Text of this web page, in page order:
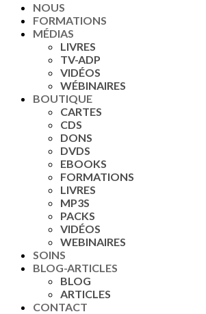
NOUS
FORMATIONS
MÉDIAS
LIVRES
TV-ADP
VIDÉOS
WÉBINAIRES
BOUTIQUE
CARTES
CDS
DONS
DVDS
EBOOKS
FORMATIONS
LIVRES
MP3S
PACKS
VIDÉOS
WEBINAIRES
SOINS
BLOG-ARTICLES
BLOG
ARTICLES
CONTACT